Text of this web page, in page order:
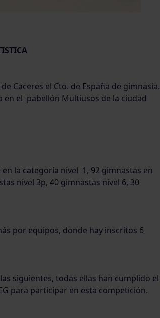
Caceres el Cto. de España de gimnasia.
en el pabellón Multiusos de la ciudad
la categoría nivel 1, 92 gimnastas en
nivel 3p, 40 gimnastas nivel 6, 30
por equipos, donde hay inscritos 6
siguientes, todas ellas han cumplido el
para participar en esta competición.